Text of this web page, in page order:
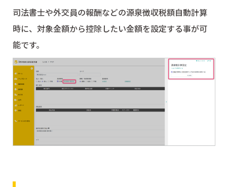
司法書士や外交員の報酬などの源泉徴収税額自動計算
時に、対象金額から控除したい金額を設定する事が可
能です。